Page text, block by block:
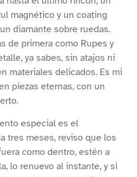
magnético y un coating
diamante sobre ruedas.
de primera como Rupes y
ya sabes, sin atajos ni
materiales delicados. Es mi
piezas eternas, con un
especial es el
tres meses, reviso que los
como dentro, estén a
lo renuevo al instante, y si